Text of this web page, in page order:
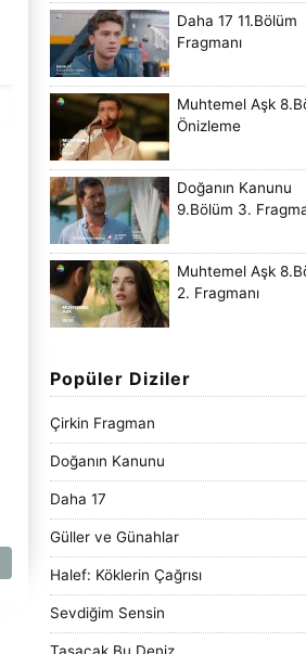
Daha 17 11.Bölüm
Fragmanı
Muhtemel Aşk
Önizleme
Doğanın Kanunu
9.Bölüm 3.
Muhtemel Aşk
2. Fragmanı
Popüler Diziler
Çirkin Fragman
Doğanın Kanunu
Daha 17
Güller ve Günahlar
Halef: Köklerin Çağrısı
Sevdiğim Sensin
Taşacak Bu Deniz